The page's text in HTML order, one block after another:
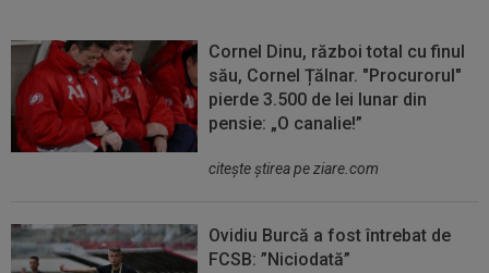
Cornel Dinu, război total cu finul
său, Cornel Țălnar. "Procurorul"
pierde 3.500 de lei lunar din
pensie: „O canalie!”
citeşte ştirea pe ziare.com
Ovidiu Burcă a fost întrebat de
FCSB: ”Niciodată”